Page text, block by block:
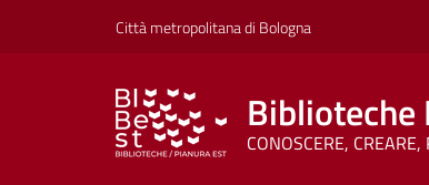
Vai al contenuto
Vai alla navigazioneCittà metropolitana di Bologna
Biblioteche
CONOSCERE, CREARE,